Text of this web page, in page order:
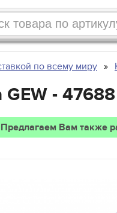
по всему миру
-
Вам также